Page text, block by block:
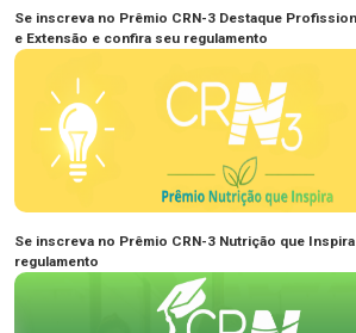
Se inscreva no Prêmio CRN-3 Destaque
e Extensão e confira seu regulamento
Se inscreva no Prêmio CRN-3 Nutrição que
regulamento